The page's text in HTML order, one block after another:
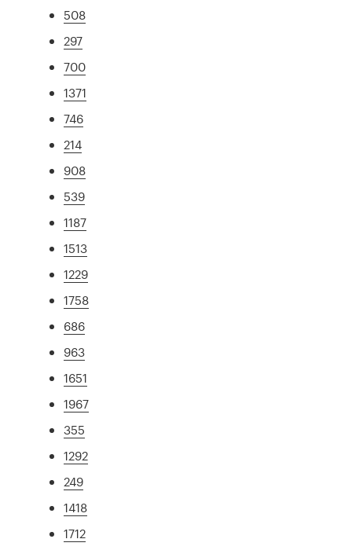
508
297
700
1371
746
214
908
539
1187
1513
1229
1758
686
963
1651
1967
355
1292
249
1418
1712